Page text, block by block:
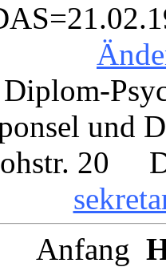
Diplom-
und
20
Anfang